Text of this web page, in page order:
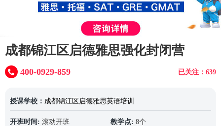
成都锦江区启德雅思强化封闭营
已关注：639
400-0929-859
授课学校： 成都锦江区启德雅思英语培训
开班时间: 滚动开班 教学点: 8个